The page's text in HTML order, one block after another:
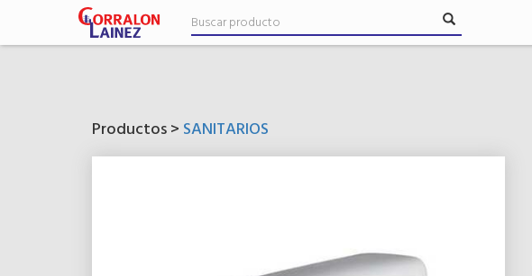
Productos > SANITARIOS